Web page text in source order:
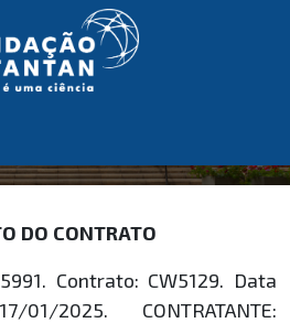
DO CONTRATO
Contrato: CW5129. Data
2025. CONTRATANTE: